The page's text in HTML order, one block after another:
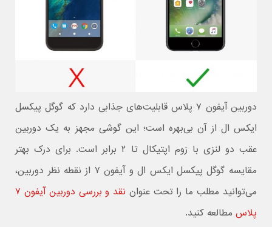
دوربین آیفون ۷ پلاس قابلیت‌های جذابی دارد که گوگل پیکسل
ایکس ال از آن بی‌بهره است؛ این گوشی مجهز به یک دوربین
عقب دو لنزی با زوم اپتیکال تا ۲ برابر است. برای درک بهتر
مقایسه گوگل پیکسل ایکس ال و آیفون ۷ از نقطه نظر دوربین،
می‌توانید مطلب ما را تحت عنوان
نقد و بررسی دوربین آیفون ۷
پلاس مطالعه کنید.